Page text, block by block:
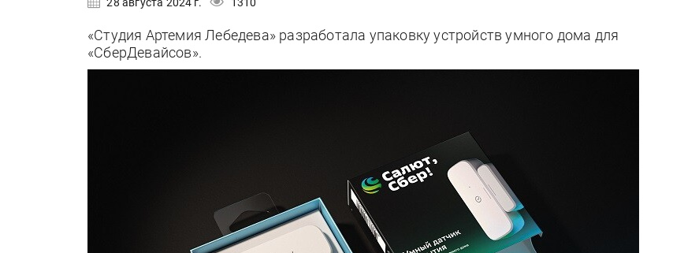
«Студия Артемия Лебедева» разработала упаковку устройств умного дома для
«СберДевайсов».